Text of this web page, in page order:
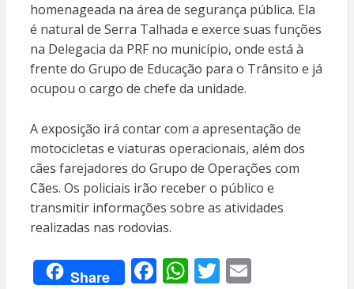
homenageada na área de segurança pública. Ela
é natural de Serra Talhada e exerce suas funções
na Delegacia da PRF no município, onde está à
frente do Grupo de Educação para o Trânsito e já
ocupou o cargo de chefe da unidade.
A exposição irá contar com a apresentação de
motocicletas e viaturas operacionais, além dos
cães farejadores do Grupo de Operações com
Cães. Os policiais irão receber o público e
transmitir informações sobre as atividades
realizadas nas rodovias.
Share F W T E